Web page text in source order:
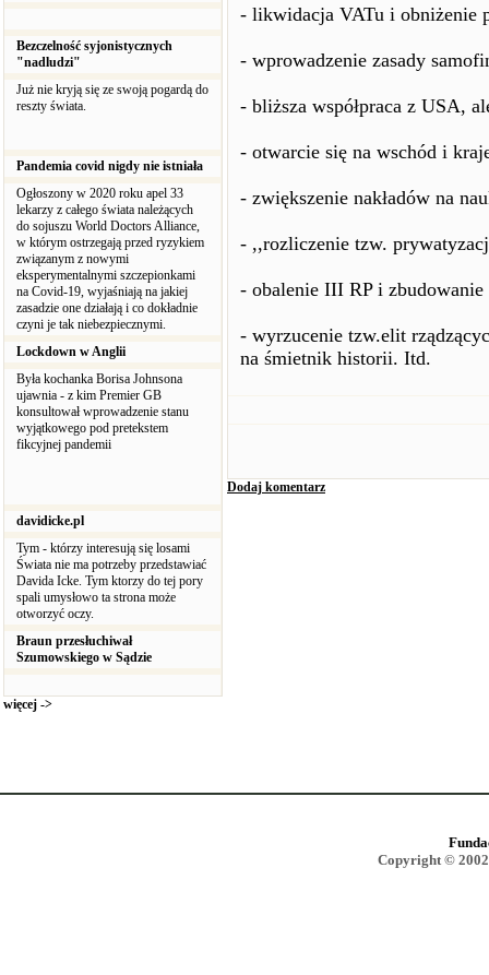
Bezczelność syjonistycznych
"nadludzi"
Już nie kryją się ze swoją pogardą do
reszty świata.
Pandemia covid nigdy nie istniała
Ogłoszony w 2020 roku apel 33
lekarzy z całego świata należących
do sojuszu World Doctors Alliance,
w którym ostrzegają przed ryzykiem
związanym z nowymi
eksperymentalnymi szczepionkami
na Covid-19, wyjaśniają na jakiej
zasadzie one działają i co dokładnie
czyni je tak niebezpiecznymi.
Lockdown w Anglii
Była kochanka Borisa Johnsona
ujawnia - z kim Premier GB
konsultował wprowadzenie stanu
wyjątkowego pod pretekstem
fikcyjnej pandemii
davidicke.pl
Tym - którzy interesują się losami
Świata nie ma potrzeby przedstawiać
Davida Icke. Tym ktorzy do tej pory
spali umysłowo ta strona może
otworzyć oczy.
Braun przesłuchiwał
Szumowskiego w Sądzie
więcej ->
- likwidacja VATu i obniżenie
- wprowadzenie zasady
- bliższa współpraca z USA,
- otwarcie się na wschód i
- zwiększenie nakładów na
- ,,rozliczenie tzw.
- obalenie III RP i
- wyrzucenie tzw.elit
na śmietnik historii. Itd.
Dodaj komentarz
Copyright ©